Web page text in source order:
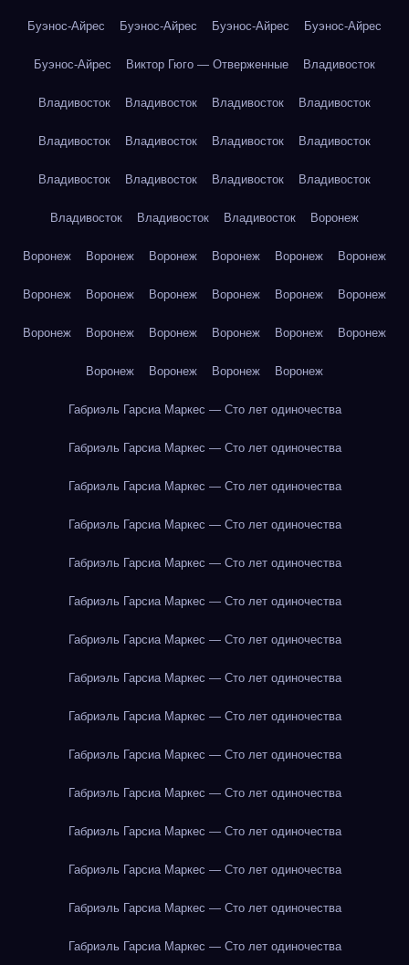
Буэнос-Айрес Буэнос-Айрес Буэнос-Айрес Буэнос-Айрес
Буэнос-Айрес Виктор Гюго — Отверженные Владивосток
Владивосток Владивосток Владивосток Владивосток
Владивосток Владивосток Владивосток Владивосток
Владивосток Владивосток Владивосток Владивосток
Владивосток Владивосток Владивосток Воронеж
Воронеж Воронеж Воронеж Воронеж Воронеж Воронеж
Воронеж Воронеж Воронеж Воронеж Воронеж Воронеж
Воронеж Воронеж Воронеж Воронеж Воронеж Воронеж
Воронеж Воронеж Воронеж Воронеж
Габриэль Гарсиа Маркес — Сто лет одиночества
Габриэль Гарсиа Маркес — Сто лет одиночества
Габриэль Гарсиа Маркес — Сто лет одиночества
Габриэль Гарсиа Маркес — Сто лет одиночества
Габриэль Гарсиа Маркес — Сто лет одиночества
Габриэль Гарсиа Маркес — Сто лет одиночества
Габриэль Гарсиа Маркес — Сто лет одиночества
Габриэль Гарсиа Маркес — Сто лет одиночества
Габриэль Гарсиа Маркес — Сто лет одиночества
Габриэль Гарсиа Маркес — Сто лет одиночества
Габриэль Гарсиа Маркес — Сто лет одиночества
Габриэль Гарсиа Маркес — Сто лет одиночества
Габриэль Гарсиа Маркес — Сто лет одиночества
Габриэль Гарсиа Маркес — Сто лет одиночества
Габриэль Гарсиа Маркес — Сто лет одиночества